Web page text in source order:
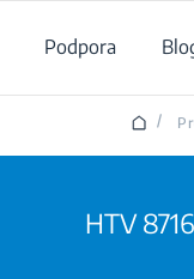
Podpora
/
HTV